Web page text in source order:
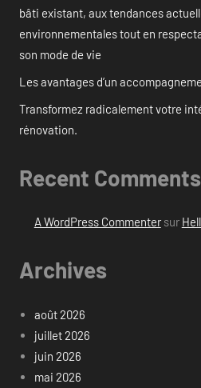
bâti existant, aux tendances
environnementales tout en
son mode de vie
Les avantages d’un
Transformez radicalement votre
rénovation.
Recent Comments
A WordPress Commentersur
Archives
août 2026
juillet 2026
juin 2026
mai 2026